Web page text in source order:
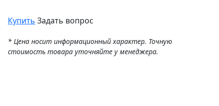
Купить Задать вопрос
* Цена носит информационный характер. Точную
стоимость товара уточняйте у менеджера.